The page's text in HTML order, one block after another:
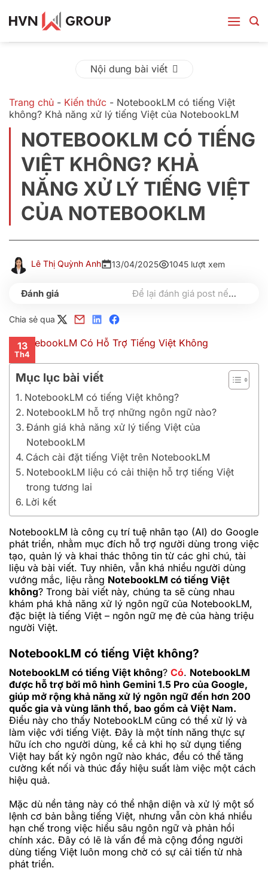
qua
nội
dung
Nội dung bài viết
Trang chủ - Kiến thức - NotebookLM có tiếng Việt
không? Khả năng xử lý tiếng Việt của NotebookLM
NOTEBOOKLM CÓ TIẾNG
VIỆT KHÔNG? KHẢ
NĂNG XỬ LÝ TIẾNG VIỆT
CỦA NOTEBOOKLM
Lê Thị Quỳnh Anh 13/04/2025 1045 lượt xem
Để lại đánh giá post nếu bạn thấy hữu ích nhé
Chia sẻ qua
13
Th4
Mục lục bài viết
NotebookLM có tiếng Việt không?
NotebookLM hỗ trợ những ngôn ngữ nào?
Đánh giá khả năng xử lý tiếng Việt của
NotebookLM
Cách cài đặt tiếng Việt trên NotebookLM
NotebookLM liệu có cải thiện hỗ trợ tiếng Việt
trong tương lai
Lời kết
NotebookLM là công cụ trí tuệ nhân tạo (AI) do Google
phát triển, nhằm mục đích hỗ trợ người dùng trong việc
tạo, quản lý và khai thác thông tin từ các ghi chú, tài
liệu và bài viết. Tuy nhiên, vẫn khá nhiều người dùng
vướng mắc, liệu rằng NotebookLM có tiếng Việt
không? Trong bài viết này, chúng ta sẽ cùng nhau
khám phá khả năng xử lý ngôn ngữ của NotebookLM,
đặc biệt là tiếng Việt – ngôn ngữ mẹ đẻ của hàng triệu
người Việt.
NotebookLM có tiếng Việt không?
NotebookLM có tiếng Việt không? Có. NotebookLM
được hỗ trợ bởi mô hình Gemini 1.5 Pro của Google,
giúp mở rộng khả năng xử lý ngôn ngữ đến hơn 200
quốc gia và vùng lãnh thổ, bao gồm cả Việt Nam.
Điều này cho thấy NotebookLM cũng có thể xử lý và
làm việc với tiếng Việt. Đây là một tính năng thực sự
hữu ích cho người dùng, kể cả khi họ sử dụng tiếng
Việt hay bất kỳ ngôn ngữ nào khác, đều có thể tăng
cường kết nối và thúc đẩy hiệu suất làm việc một cách
hiệu quả.
Mặc dù nền tảng này có thể nhận diện và xử lý một số
lệnh cơ bản bằng tiếng Việt, nhưng vẫn còn khá nhiều
hạn chế trong việc hiểu sâu ngôn ngữ và phản hồi
chính xác. Đây có lẽ là vấn đề mà cộng đồng người
dùng tiếng Việt luôn mong chờ có sự cải tiến từ nhà
phát triển.